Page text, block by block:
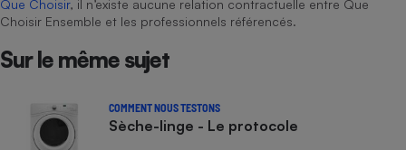
Que Choisir, il n’existe aucune relation contractuelle entre Que
Choisir Ensemble et les professionnels référencés.
Sur le même sujet
COMMENT NOUS TESTONS
Sèche-linge - Le protocole